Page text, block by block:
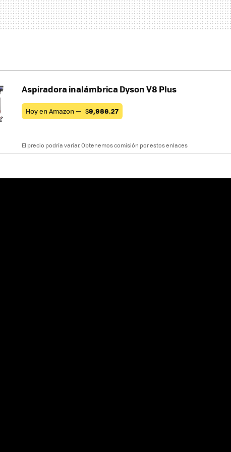
Aspiradora inalámbrica Dyson V8 Plus
Hoy en Amazon — $9,986.27
El precio podría variar. Obtenemos comisión por estos enlaces